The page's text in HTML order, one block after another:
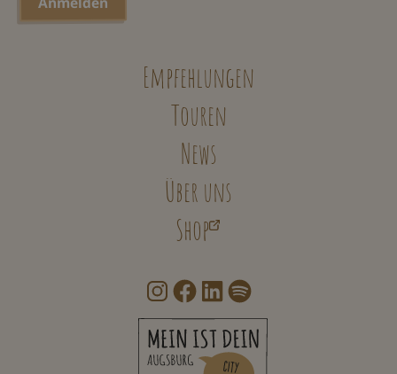
Empfehlungen
Touren
News
Über uns
Shop